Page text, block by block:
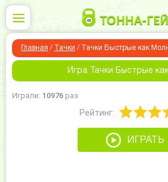
Главная / Тачки / Тачки Быстрые как
Игра Тачки Быстрые
Играли: 10976 раз
Рейтинг:
ИГРАТЬ